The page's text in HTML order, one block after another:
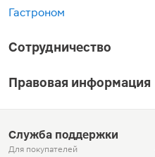
Гастроном
Сотрудничество
Правовая информация
Служба поддержки
Для покупателей